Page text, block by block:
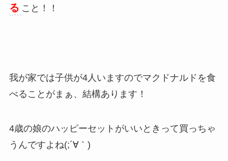
る こと！！
我が家では子供が4人いますのでマクドナルドを食
べることがまぁ、結構あります！
4歳の娘のハッピーセットがいいときって買っちゃ
うんですよね(;´∀｀)